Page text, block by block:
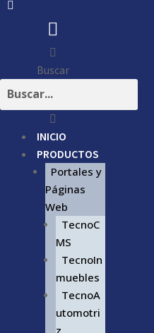
Buscar
INICIO
PRODUCTOS
Portales y
Páginas
Web
TecnoC
MS
TecnoIn
muebles
TecnoA
utomotri